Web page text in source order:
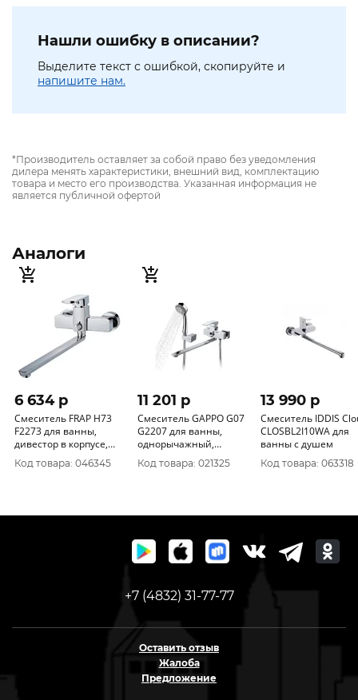
Нашли ошибку в описании?
Выделите текст с ошибкой, скопируйте и
напишите нам.
*Производитель оставляет за собой право без уведомления
дилера менять характеристики, внешний вид, комплектацию
товара и место его производства. Указанная информация не
является публичной офертой
Аналоги
6 634 p
Смеситель FRAP H73
F2273 для ванны,
дивестор в корпусе,
однорычажный,
латунный корпус
Код товара: 046345
11 201 p
Смеситель GAPPO G07
G2207 для ванны,
однорычажный,
дивестор в корпусе,
латунный корпус
Код товара: 021325
13 990 p
Смеситель IDDIS
CLOSBL2I10WA для
ванны с душем
Код товара: 063318
+7 (4832) 31-77-77
Оставить отзыв
Жалоба
Предложение